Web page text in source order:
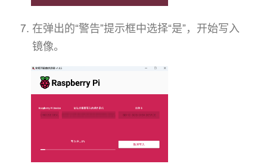
在弹出的“警告”提示框中选择“是”，开始写入
镜像。